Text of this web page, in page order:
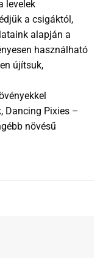
levelek
a csigáktól,
alapján a
használható
újítsuk,
Dancing Pixies –
növésű